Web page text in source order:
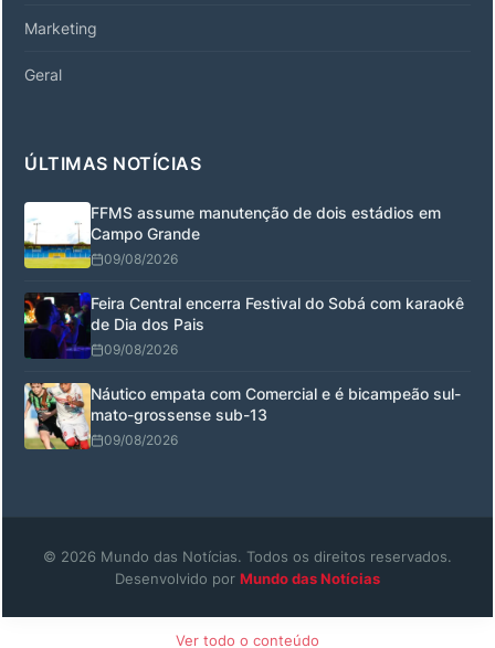
Marketing
Geral
ÚLTIMAS NOTÍCIAS
FFMS assume manutenção de dois estádios em
Campo Grande
09/08/2026
Feira Central encerra Festival do Sobá com karaokê
de Dia dos Pais
09/08/2026
Náutico empata com Comercial e é bicampeão sul-
mato-grossense sub-13
09/08/2026
© 2026 Mundo das Notícias. Todos os direitos reservados.
Desenvolvido por Mundo das Notícias
Ver todo o conteúdo